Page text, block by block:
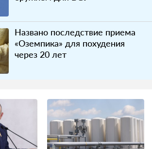
Названо последствие приема
«Оземпика» для похудения
через 20 лет